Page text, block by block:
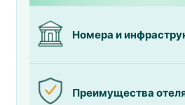
Номера и
Преимущества